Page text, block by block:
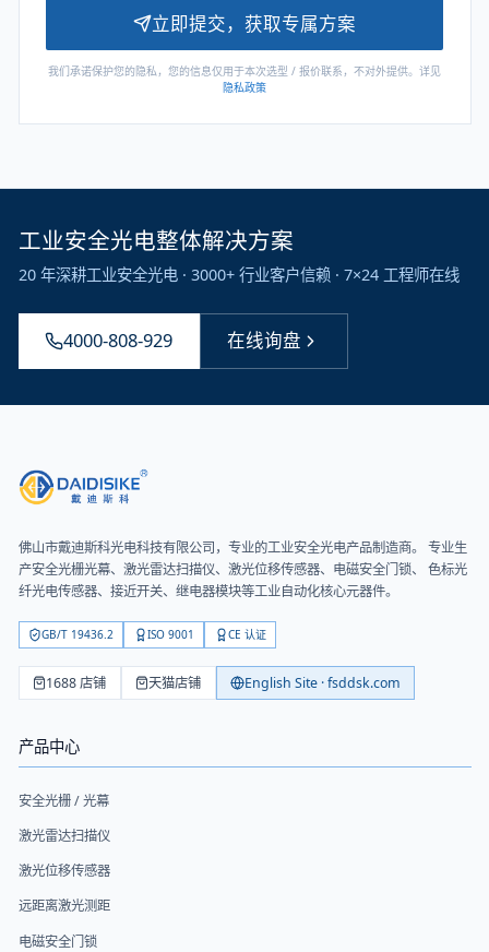
立即提交，获取专属方案
我们承诺保护您的隐私，您的信息仅用于本次选型 / 报价联系，不对外提供。详见
隐私政策
工业安全光电整体解决方案
20 年深耕工业安全光电 · 3000+ 行业客户信赖 · 7×24 工程师在线
4000-808-929 在线询盘
佛山市戴迪斯科光电科技有限公司，专业的工业安全光电产品制造商。 专业生
产安全光栅光幕、激光雷达扫描仪、激光位移传感器、电磁安全门锁、 色标光
纤光电传感器、接近开关、继电器模块等工业自动化核心元器件。
GB/T 19436.2 ISO 9001 CE 认证
1688 店铺 天猫店铺 English Site · fsddsk.com
产品中心
安全光栅 / 光幕
激光雷达扫描仪
激光位移传感器
远距离激光测距
电磁安全门锁